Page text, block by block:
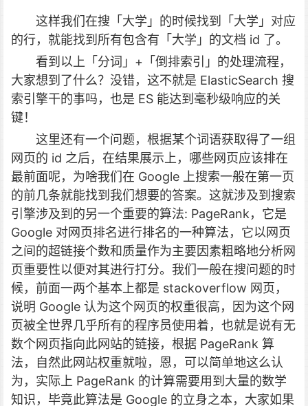
这样我们在搜「大学」的时候找到「大学」对应
的行，就能找到所有包含有「大学」的文档 id 了。
看到以上「分词」+「倒排索引」的处理流程，
大家想到了什么？没错，这不就是 ElasticSearch 搜
索引擎干的事吗，也是 ES 能达到毫秒级响应的关
键！
这里还有一个问题，根据某个词语获取得了一组
网页的 id 之后，在结果展示上，哪些网页应该排在
最前面呢，为啥我们在 Google 上搜索一般在第一页
的前几条就能找到我们想要的答案。这就涉及到搜索
引擎涉及到的另一个重要的算法: PageRank，它是
Google 对网页排名进行排名的一种算法，它以网页
之间的超链接个数和质量作为主要因素粗略地分析网
页重要性以便对其进行打分。我们一般在搜问题的时
候，前面一两个基本上都是 stackoverflow 网页，
说明 Google 认为这个网页的权重很高，因为这个网
页被全世界几乎所有的程序员使用着，也就是说有无
数个网页指向此网站的链接，根据 PageRank 算
法，自然此网站权重就啦，恩，可以简单地这么认
为，实际上 PageRank 的计算需要用到大量的数学
知识，毕竟此算法是 Google 的立身之本，大家如果